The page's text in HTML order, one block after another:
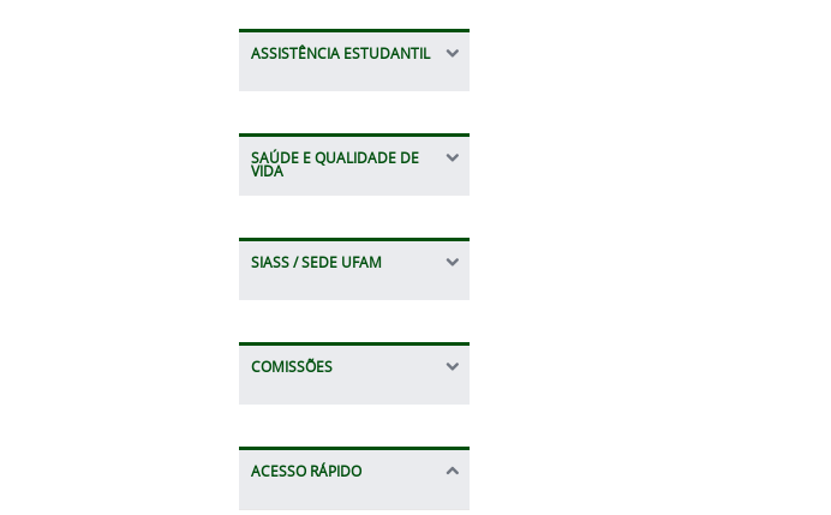
ASSISTÊNCIA ESTUDANTIL
SAÚDE E QUALIDADE DE
VIDA
SIASS / SEDE UFAM
COMISSÕES
ACESSO RÁPIDO